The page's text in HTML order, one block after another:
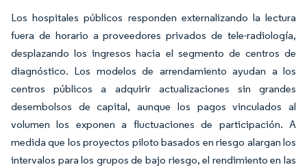
Los hospitales públicos responden externalizando la lectura
fuera de horario a proveedores privados de tele-radiología,
desplazando los ingresos hacia el segmento de centros de
diagnóstico. Los modelos de arrendamiento ayudan a los
centros públicos a adquirir actualizaciones sin grandes
desembolsos de capital, aunque los pagos vinculados al
volumen los exponen a fluctuaciones de participación. A
medida que los proyectos piloto basados en riesgo alargan los
intervalos para los grupos de bajo riesgo, el rendimiento en las